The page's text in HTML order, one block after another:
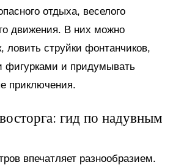
отдыха, веселого
движения. В них можно
ловить струйки фонтанчиков,
фигурками и придумывать
приключения.
гид по надувным
впечатляет разнообразием.